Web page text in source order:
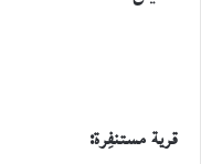
قرية مستنفِرة: